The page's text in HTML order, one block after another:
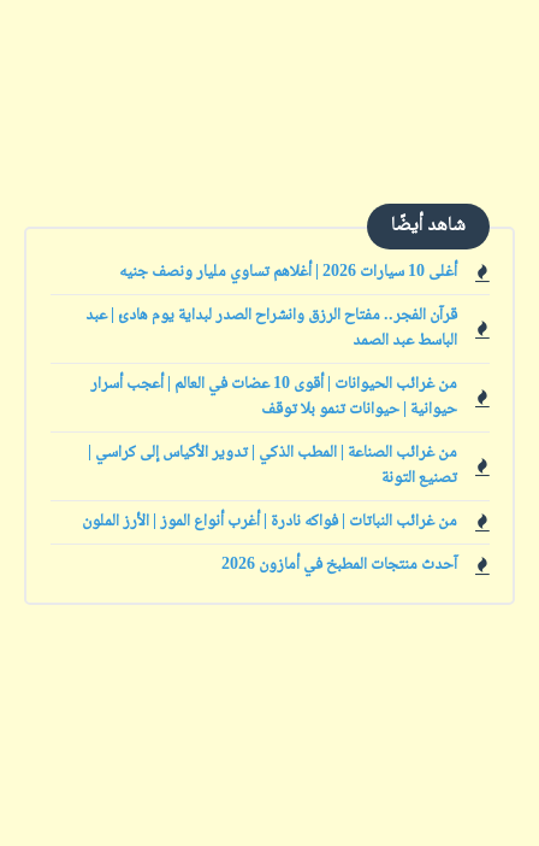
شاهد أيضًا
أغلى 10 سيارات 2026 | أغلاهم تساوي مليار ونصف جنيه
قرآن الفجر.. مفتاح الرزق وانشراح الصدر لبداية يوم هادئ | عبد
الباسط عبد الصمد
من غرائب الحيوانات | أقوى 10 عضات في العالم | أعجب أسرار
حيوانية | حيوانات تنمو بلا توقف
من غرائب الصناعة | المطب الذكي | تدوير الأكياس إلى كراسي |
تصنيع التونة
من غرائب النباتات | فواكه نادرة | أغرب أنواع الموز | الأرز الملون
آحدث منتجات المطبخ في أمازون 2026